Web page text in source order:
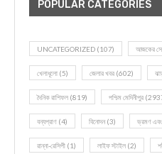
POPULAR CATEGORIES
UNCATEGORIZED (107) আজকের
খেলাধূলো (5) জেলার খবর (602)
দৈনিক রাশিফল (819) পশ্চিম মেদিনীপুর
বন্যপ্রাণ (4) বিনোদন(3) ভ্রমণ এবং
রান্না-রেসিপী (1) লাইফ স্টাইল (2)